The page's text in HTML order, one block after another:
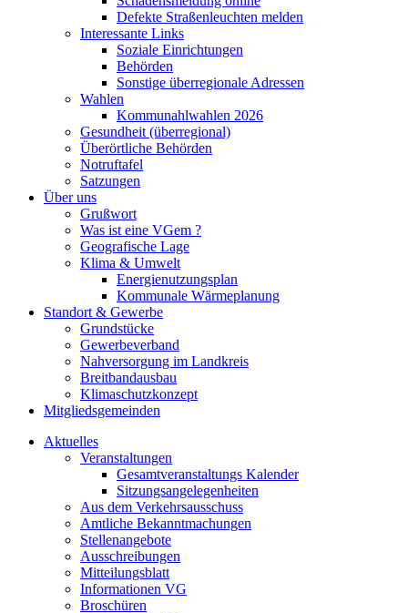
Defekte Straßenleuchten melden
Interessante Links
Soziale Einrichtungen
Behörden
Sonstige überregionale Adressen
Wahlen
Kommunahlwahlen 2026
Gesundheit (überregional)
Überörtliche Behörden
Notruftafel
Satzungen
Über uns
Grußwort
Was ist eine VGem ?
Geografische Lage
Klima & Umwelt
Energienutzungsplan
Kommunale Wärmeplanung
Standort & Gewerbe
Grundstücke
Gewerbeverband
Nahversorgung im Landkreis
Breitbandausbau
Klimaschutzkonzept
Mitgliedsgemeinden
Aktuelles
Veranstaltungen
Gesamtveranstaltungs Kalender
Sitzungsangelegenheiten
Aus dem Verkehrsausschuss
Amtliche Bekanntmachungen
Stellenangebote
Ausschreibungen
Mitteilungsblatt
Informationen VG
Broschüren